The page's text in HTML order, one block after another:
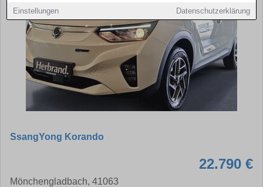
Einstellungen Datenschutzerklärung
SsangYong Korando
22.790 €
Mönchengladbach, 41063